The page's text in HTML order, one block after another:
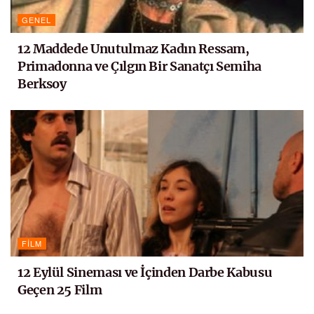
GENEL
12 Maddede Unutulmaz Kadın Ressam,
Primadonna ve Çılgın Bir Sanatçı Semiha
Berksoy
FILM
12 Eylül Sineması ve İçinden Darbe Kabusu
Geçen 25 Film